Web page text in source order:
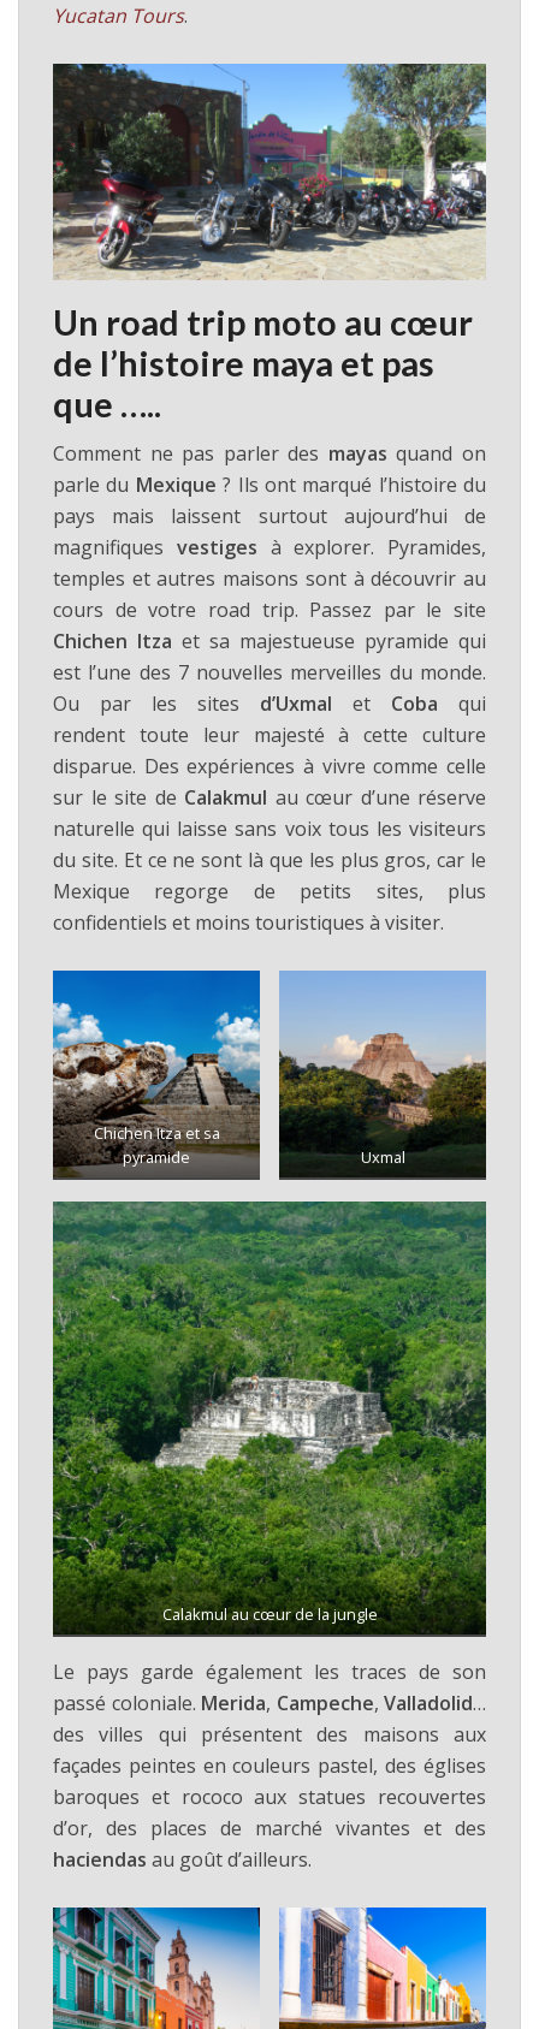
Yucatan Tours.
Un road trip moto au cœur
de l’histoire maya et pas
que …..
Comment ne pas parler des mayasquand on
parle du Mexique? Ils ont marqué l’histoire du
pays mais laissent surtout aujourd’hui de
magnifiques vestiges à explorer. Pyramides,
temples et autres maisons sont à découvrir au
cours de votre road trip. Passez par le site
Chichen Itza et sa majestueuse pyramide qui
est l’une des 7 nouvelles merveilles du monde.
Ou par les sites d’Uxmal et Coba qui
rendent toute leur majesté à cette culture
disparue. Des expériences à vivre comme celle
sur le site de Calakmul au cœur d’une réserve
naturelle qui laisse sans voix tous les visiteurs
du site. Et ce ne sont là que les plus gros, car le
Mexique regorge de petits sites, plus
confidentiels et moins touristiques à visiter.
Chichen Itza et sa
pyramide
Uxmal
Calakmul au cœur de la jungle
Le pays garde également les traces de son
passé coloniale. Merida, Campeche, Valladolid…
des villes qui présentent des maisons aux
façades peintes en couleurs pastel, des églises
baroques et rococo aux statues recouvertes
d’or, des places de marché vivantes et des
haciendas au goût d’ailleurs.